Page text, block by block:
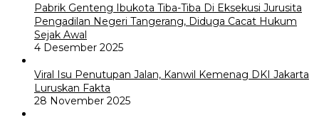
Pabrik Genteng Ibukota Tiba-Tiba Di Eksekusi Jurusita
Pengadilan Negeri Tangerang, Diduga Cacat Hukum
Sejak Awal
4 Desember 2025
Viral Isu Penutupan Jalan, Kanwil Kemenag DKI Jakarta
Luruskan Fakta
28 November 2025